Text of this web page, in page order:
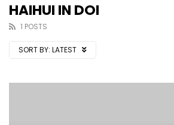
HAIHUI IN DOI
1 POSTS
SORT BY: LATEST